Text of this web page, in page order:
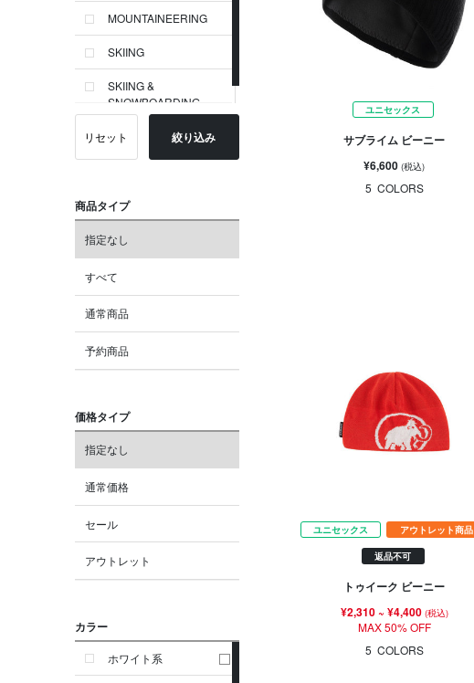
MOUNTAINEERING
SKIING
SKIING &
SNOWBOARDING
リセット 絞り込み
商品タイプ
指定なし
すべて
通常商品
予約商品
価格タイプ
指定なし
通常価格
セール
アウトレット
カラー
ホワイト系
ユニセックス
サブライム ビーニー
¥6,600(税込)
5 COLORS
ユニセックス アウトレット商品
返品不可
トゥイーク ビーニー
¥2,310~ ¥4,400 (税込)
MAX 50% OFF
5 COLORS